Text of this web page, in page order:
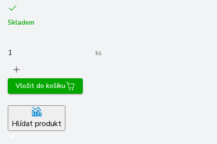
Skladem
ks
Vložit do košíku
Hlídat produkt